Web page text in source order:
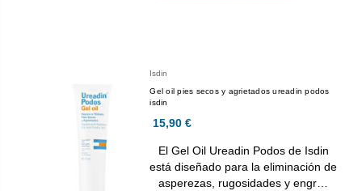
Isdin
Gel oil pies secos y agrietados ureadin podos
isdin
15,90 €
El Gel Oil Ureadin Podos de Isdin
está diseñado para la eliminación de
asperezas, rugosidades y engr…